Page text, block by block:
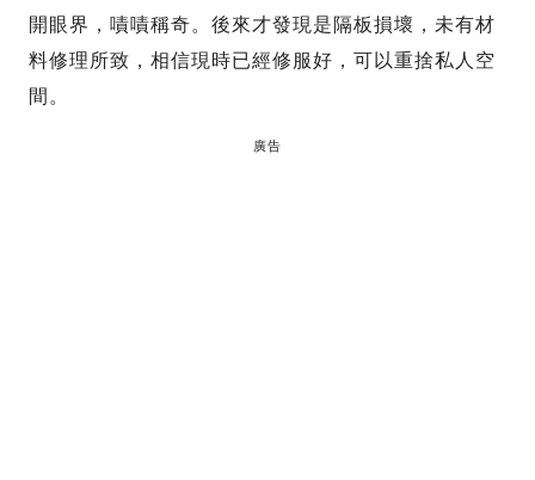
開眼界，嘖嘖稱奇。後來才發現是隔板損壞，未有材
料修理所致，相信現時已經修服好，可以重捨私人空
間。
廣告